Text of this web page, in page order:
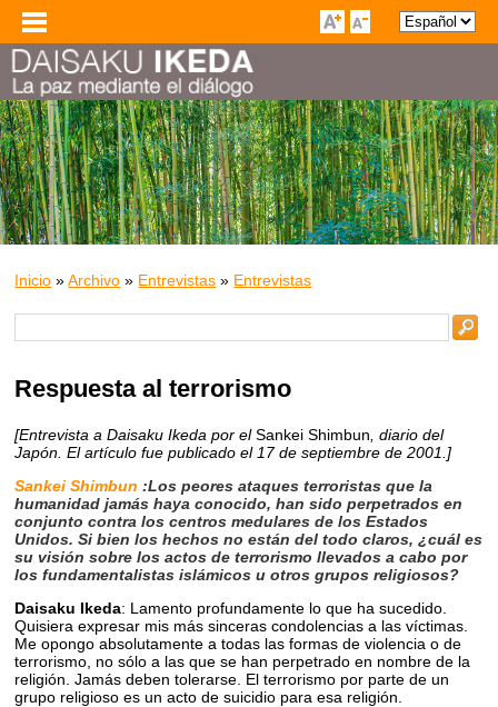
Inicio »Archivo » Entrevistas » Entrevistas
Respuesta al terrorismo
[Entrevista a Daisaku Ikeda por elSankei Shimbun , diario del
Japón. El artículo fue publicado el 17 de septiembre de 2001.]
Sankei Shimbun :Los peores ataques terroristas que la
humanidad jamás haya conocido, han sido perpetrados en
conjunto contra los centros medulares de los Estados
Unidos. Si bien los hechos no están del todo claros, ¿cuál es
su visión sobre los actos de terrorismo llevados a cabo por
los fundamentalistas islámicos u otros grupos religiosos?
Daisaku Ikeda: Lamento profundamente lo que ha sucedido.
Quisiera expresar mis más sinceras condolencias a las víctimas.
Me opongo absolutamente a todas las formas de violencia o de
terrorismo, no sólo a las que se han perpetrado en nombre de la
religión. Jamás deben tolerarse. El terrorismo por parte de un
grupo religioso es un acto de suicidio para esa religión.